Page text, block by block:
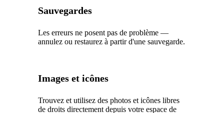
Sauvegardes
Les erreurs ne posent pas de problème —
annulez ou restaurez à partir d'une sauvegarde.
Images et icônes
Trouvez et utilisez des photos et icônes libres
de droits directement depuis votre espace de